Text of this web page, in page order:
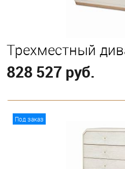
Трехместный
828 527 руб.
Под заказ